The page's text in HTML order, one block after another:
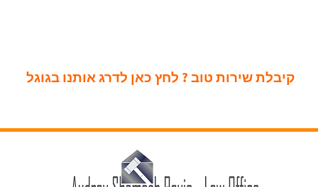
קיבלת שירות טוב ? לחץ כאן לדרג אותנו בגוגל